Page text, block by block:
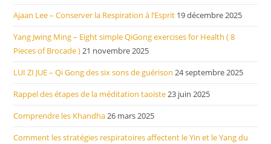
Ajaan Lee – Conserver la Respiration à l’Esprit 19 décembre 2025
Yang Jwing Ming – Eight simple QiGong exercises for Health ( 8
Pieces of Brocade )21 novembre 2025
LUI ZI JUE – Qi Gong des six sons de guérison 24 septembre 2025
Rappel des étapes de la méditation taoïste23 juin 2025
Comprendre les Khandha26 mars 2025
Comment les stratégies respiratoires affectent le Yin et le Yang du